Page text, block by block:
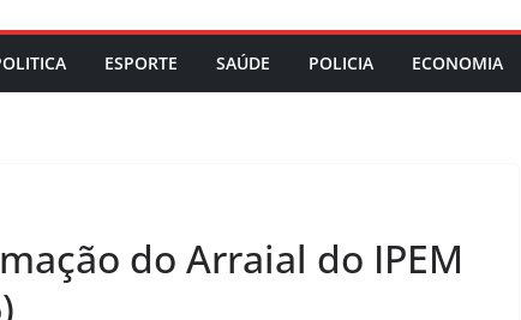
e mesários está ocorrendo por
ESPORTE SAÚDE POLICIA ECONOMIA
do Arraial do IPEM